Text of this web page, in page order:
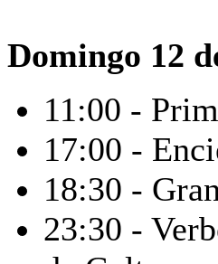
Domingo 12
11:00 -
17:00 -
18:30 -
23:30 -